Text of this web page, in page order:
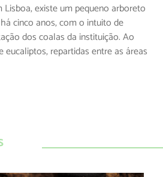
existe um pequeno arboreto
cinco anos, com o intuito de
dos coalas da instituição. Ao
eucaliptos, repartidas entre as áreas